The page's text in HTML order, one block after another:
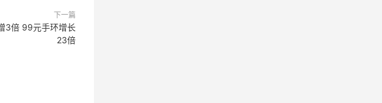
下一篇
3倍 99元手环增长
23倍